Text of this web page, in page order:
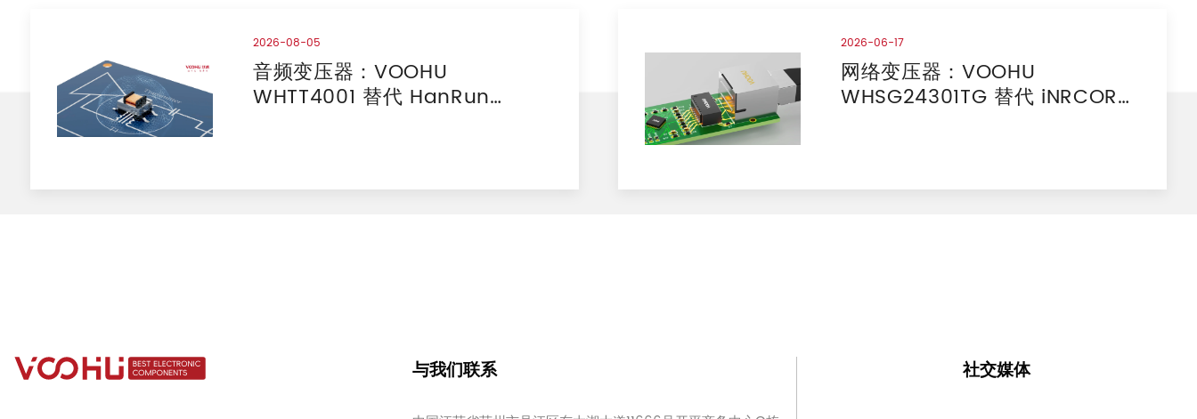
2026-08-05
音频变压器：VOOHU
WHTT4001 替代 HanRun
2026-06-17
网络变压器：VOOHU
WHSG24301TG 替代 iNRCORE
与我们联系 社交媒体